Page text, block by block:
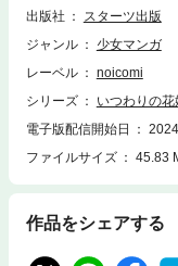
代わって“神導位”に選ば
てきて――？玻玖に“神導
「俺がこの手で幸せにす
いだ和葉だけど、これで
る、運命をたどる真実の
l.120、121、123、125、
出版社
スターツ出版
ジャンル
少女マンガ
レーベル
noicomi
シリーズ
いつわりの
電子版配信開始日
ファイルサイズ
45.83
作品をシェアする